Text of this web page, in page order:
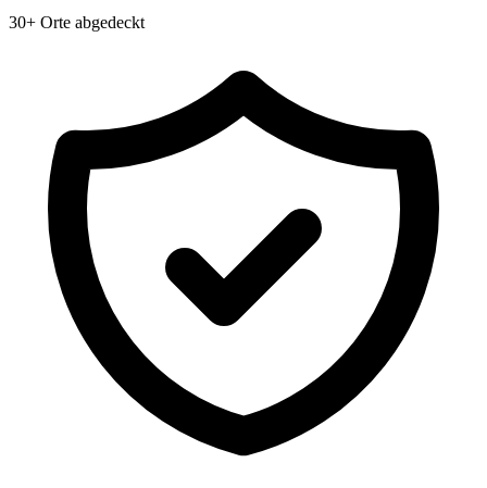
30+ Orte abgedeckt